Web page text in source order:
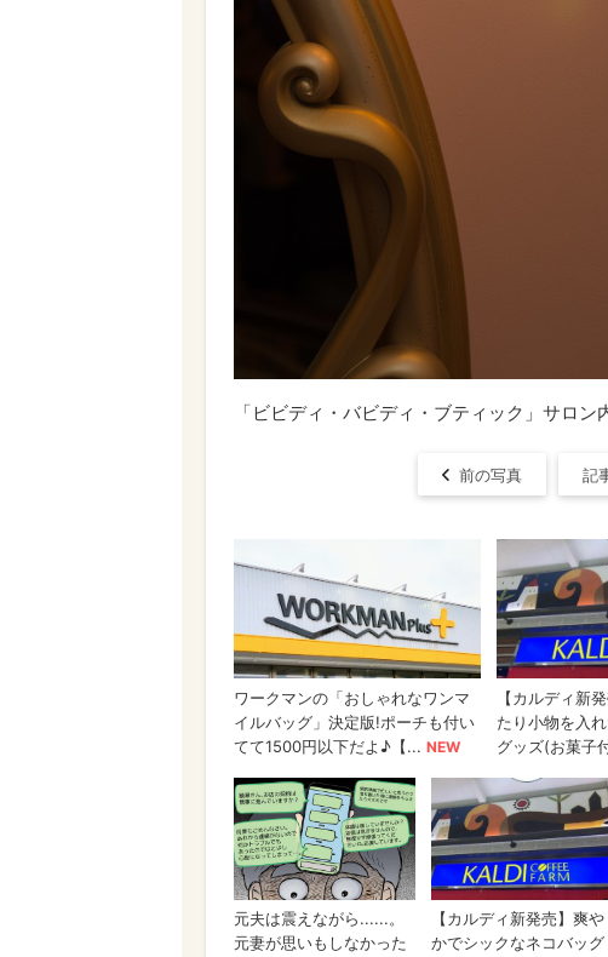
「ビビディ・バビディ・ブティック」サロ
前の写真 記